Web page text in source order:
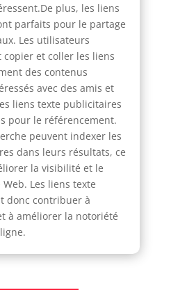
plus, les liens
parfaits pour le partage
Les utilisateurs
et coller les liens
des contenus
avec des amis et
liens texte publicitaires
pour le référencement.
peuvent indexer les
dans leurs résultats, ce
la visibilité et le
Les liens texte
donc contribuer à
à améliorer la notoriété